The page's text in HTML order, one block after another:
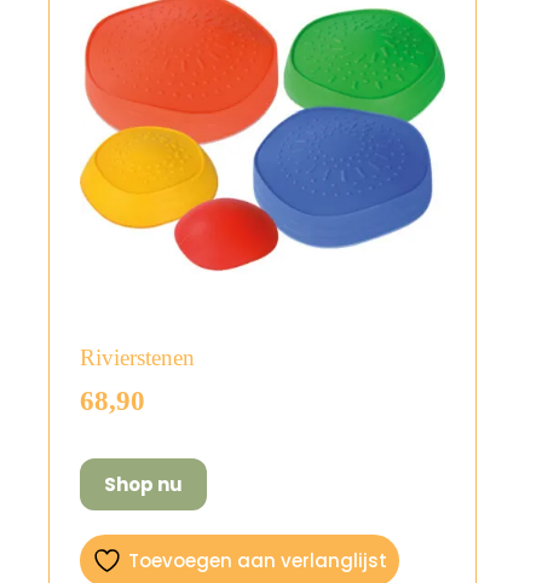
Rivierstenen
68,90
Shop nu
Toevoegen aan verlanglijst